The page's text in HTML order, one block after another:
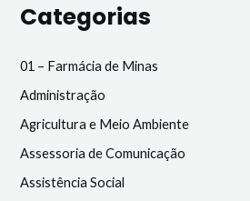
Categorias
01 – Farmácia de Minas
Administração
Agricultura e Meio Ambiente
Assessoria de Comunicação
Assistência Social